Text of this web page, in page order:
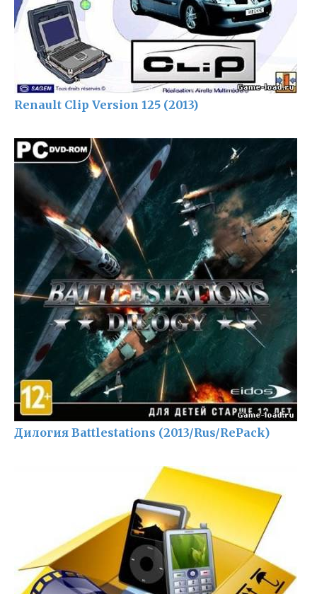
Renault Clip Version 125 (2013)
Дилогия Battlestations (2013/Rus/RePack)